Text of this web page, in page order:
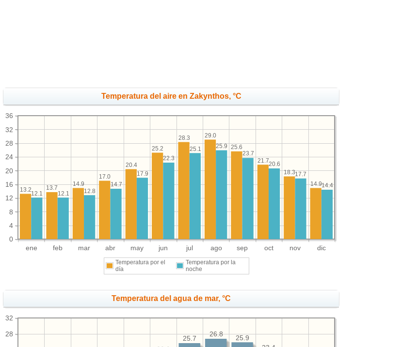
Temperatura del aire en Zakynthos, °C
ene feb mar abr may jun jul ago sep oct nov dic
0
4
8
12
16
20
24
28
32
36
14.9
18.3
21.7
25.6
29.0
28.3
25.2
20.4
17.0
14.9
13.7
13.2
14.4
17.7
20.6
23.7
25.9
25.1
22.3
17.9
14.7
12.8
12.1
12.1
Temperatura por el
día
Temperatura por la
noche
Temperatura del agua de mar, °C
28
32
25.9
26.8
25.7